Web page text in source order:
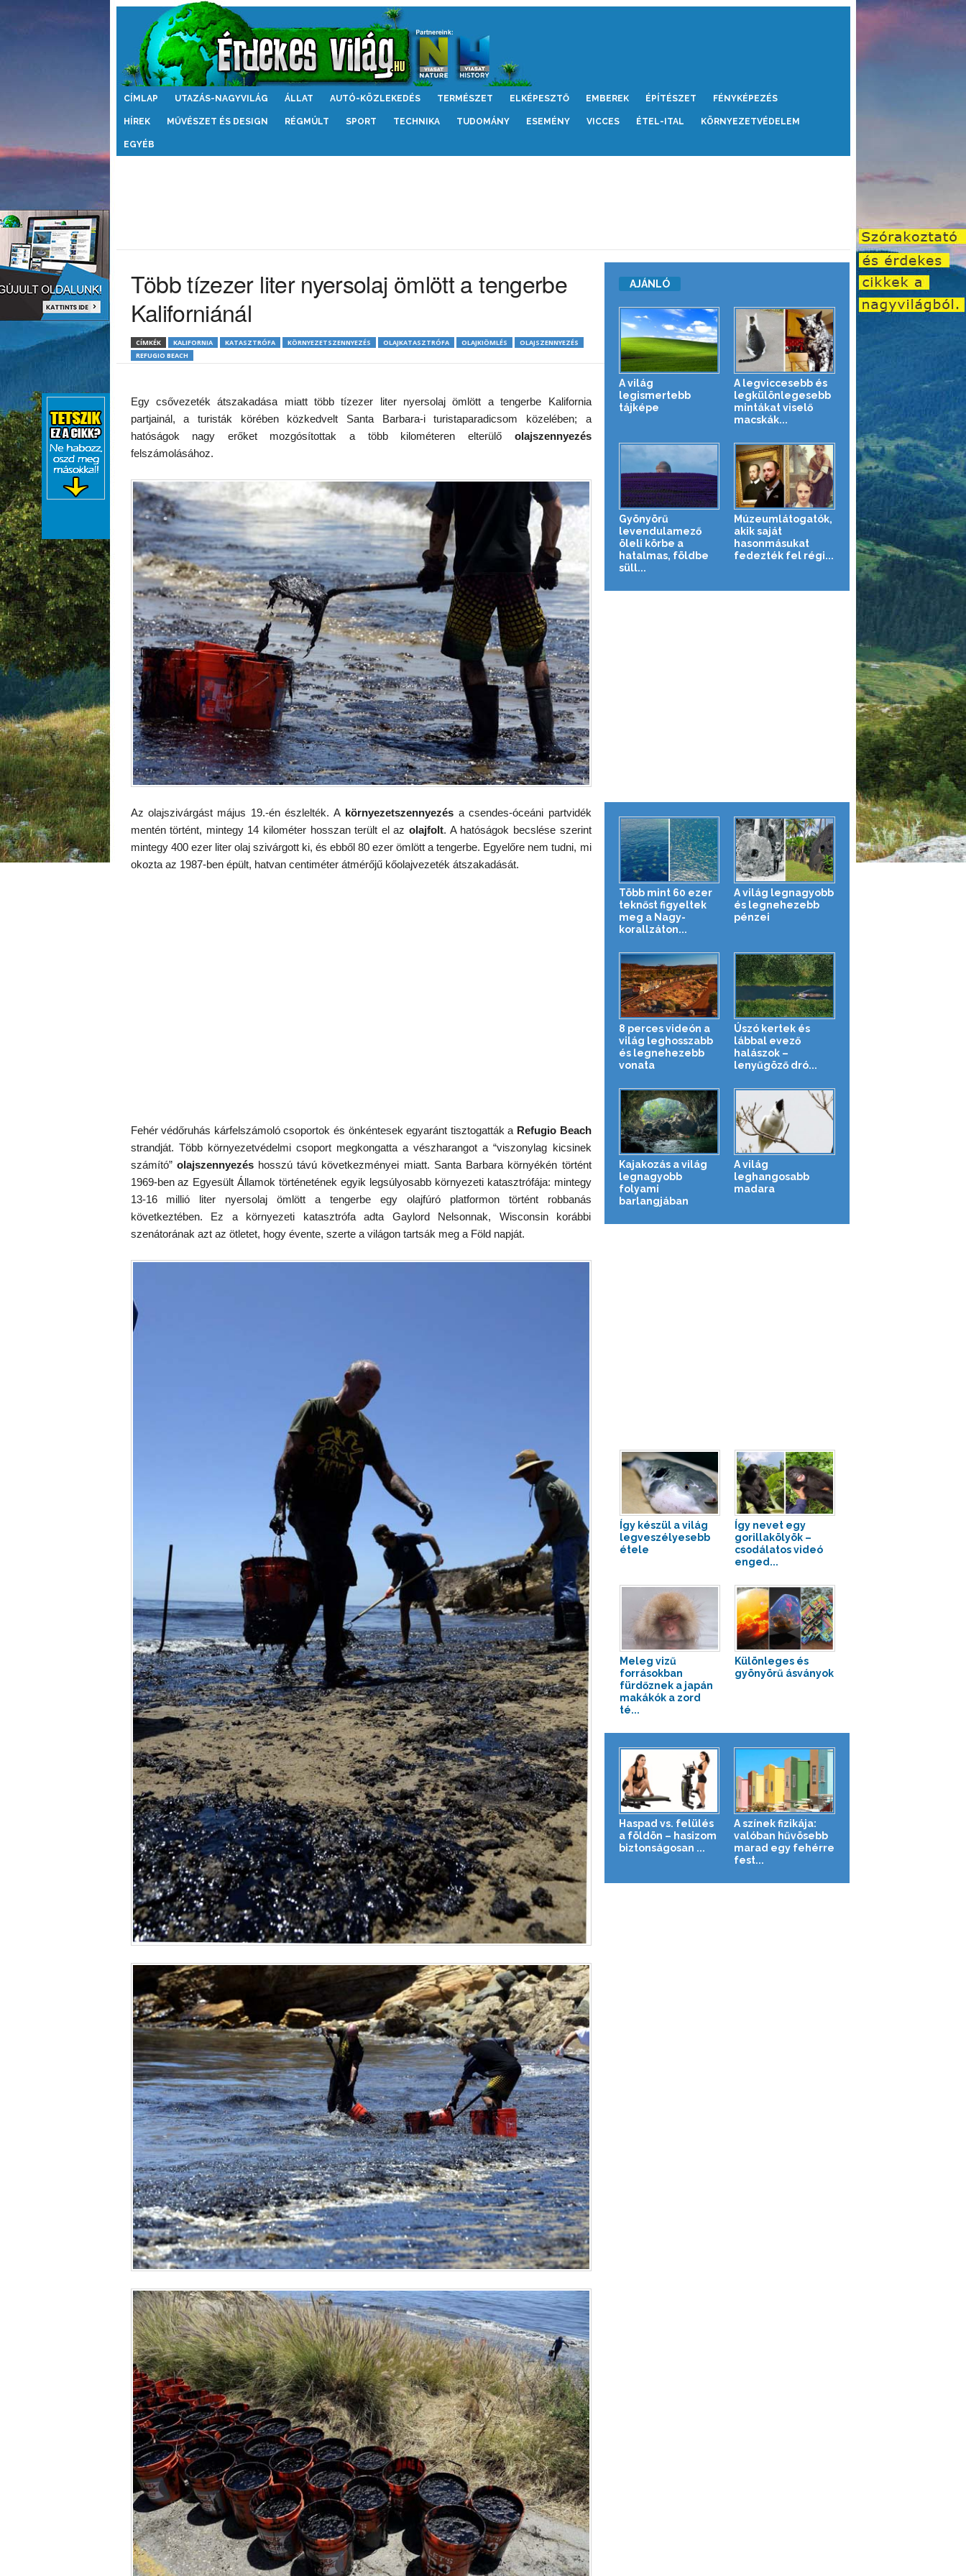
Érdekes
CÍMLAP UTAZÁS-NAGYVILÁG ÁLLAT AUTÓ-KÖZLEKEDÉS TERMÉSZET ELKÉPESZTŐ EMBEREK ÉPÍTÉSZET FÉNYKÉPEZÉS
HÍREK MŰVÉSZET ÉS DESIGN RÉGMÚLT SPORT TECHNIKA TUDOMÁNY ESEMÉNY VICCES ÉTEL-ITAL KÖRNYEZETVÉDELEM
EGYÉB
Több tízezer liter nyersolaj ömlött a tengerbe
Kaliforniánál
CÍMKÉK KALIFORNIA KATASZTRÓFA KÖRNYEZETSZENNYEZÉS OLAJKATASZTRÓFA OLAJKIÖMLÉS
OLAJSZENNYEZÉS
REFUGIO BEACH
Egy csővezeték átszakadása miatt több tízezer liter nyersolaj ömlött a tengerbe Kalifornia
partjainál, a turisták körében közkedvelt Santa Barbara-i turistaparadicsom közelében; a
hatóságok nagy erőket mozgósítottak a több kilométeren elterülő olajszennyezés
felszámolásához.
Az olajszivárgást május 19.-én észlelték. A környezetszennyezés a csendes-óceáni partvidék
mentén történt, mintegy 14 kilométer hosszan terült el azolajfolt. A hatóságok becslése szerint
mintegy 400 ezer liter olaj szivárgott ki, és ebből 80 ezer ömlött a tengerbe. Egyelőre nem tudni, mi
okozta az 1987-ben épült, hatvan centiméter átmérőjű kőolajvezeték átszakadását.
Fehér védőruhás kárfelszámoló csoportok és önkéntesek egyaránt tisztogatták a Refugio Beach
strandját. Több környezetvédelmi csoport megkongatta a vészharangot a “viszonylag kicsinek
számító” olajszennyezéshosszú távú következményei miatt. Santa Barbara környékén történt
1969-ben az Egyesült Államok történetének egyik legsúlyosabb környezeti katasztrófája: mintegy
13-16 millió liter nyersolaj ömlött a tengerbe egy olajfúró platformon történt robbanás
következtében. Ez a környezeti katasztrófa adta Gaylord Nelsonnak, Wisconsin korábbi
szenátorának azt az ötletet, hogy évente, szerte a világon tartsák meg a Föld napját.
AJÁNLÓ
A világ
legismertebb
tájképe
A legviccesebb és
legkülönlegesebb
mintákat viselő
macskák...
Gyönyörű
levendulamező
öleli körbe a
hatalmas, földbe
süll...
Múzeumlátogatók,
akik saját
hasonmásukat
fedezték fel régi...
Több mint 60 ezer
teknőst figyeltek
meg a Nagy-
korallzáton...
A világ legnagyobb
és legnehezebb
pénzei
8 perces videón a
világ leghosszabb
és legnehezebb
vonata
Úszó kertek és
lábbal evező
halászok –
lenyűgöző dró...
Kajakozás a világ
legnagyobb
folyami
barlangjában
A világ
leghangosabb
madara
Így készül a világ
legveszélyesebb
étele
Így nevet egy
gorillakölyök –
csodálatos videó
enged...
Meleg vizű
forrásokban
fürdőznek a japán
makákók a zord
té...
Különleges és
gyönyörű ásványok
Haspad vs. felülés
a földön – hasizom
biztonságosan ...
A színek fizikája:
valóban hűvösebb
marad egy fehérre
fest...